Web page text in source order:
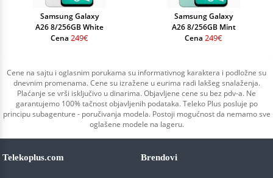
Samsung Galaxy
A26 8/256GB White
Cena 249€
Samsung Galaxy
A26 8/256GB Mint
Cena 249€
Cene na sajtu i oglasnim porukama su informativnog karaktera i podložne su
dnevnim promenama. Cene su izražene u eurima radi lakšeg snalaženja.
Plaćanje se vrši isključivo u dinarima. Objavljene cene su bez pdv-a. Ne
garantujemo 100% tačnost objavljenih podataka. Teleko Plus posluje po
principu subagenture - poručivanja modela. Postoji mogućnost da nemamo sve
oglašene modele na lageru.
Telekoplus.com Brendovi